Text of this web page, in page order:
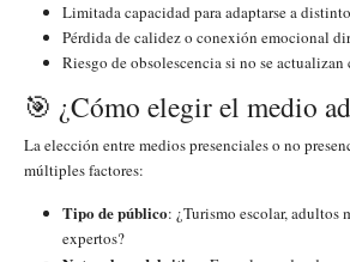
Limitada capacidad para adaptarse a
Pérdida de calidez o conexión emocional
Riesgo de obsolescencia si no se actualizan
🎯 ¿Cómo elegir el medio
La elección entre medios presenciales o no
múltiples factores:
Tipo de público: ¿Turismo escolar, adultos
expertos?